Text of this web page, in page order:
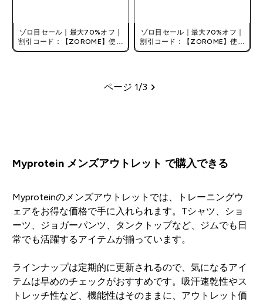
ゾロ目セール｜最大70%オフ｜
割引コード：【ZOROME】使用
で追加10%オフ！
ゾロ目セール｜最大70%オフ｜
割引コード：【ZOROME】使用
で追加10%オフ！
ページ
ページ 1/3
Myprotein メンズアウトレット で購入できる
Myproteinのメンズアウトレットでは、トレーニングウ
ェアをお得な価格で手に入れられます。Tシャツ、ショ
ーツ、ジョガーパンツ、タンクトップなど、ジムでも日
常でも活躍するアイテムが揃っています。
ラインナップは定期的に更新されるので、気になるアイ
テムは早めのチェックがおすすめです。吸汗速乾性やス
トレッチ性など、機能性はそのままに、アウトレット価